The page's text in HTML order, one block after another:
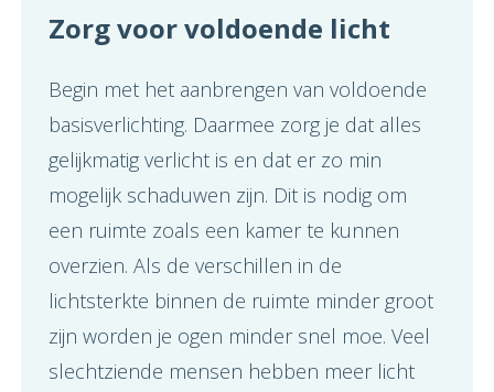
Zorg voor voldoende licht
Begin met het aanbrengen van voldoende
basisverlichting. Daarmee zorg je dat alles
gelijkmatig verlicht is en dat er zo min
mogelijk schaduwen zijn. Dit is nodig om
een ruimte zoals een kamer te kunnen
overzien. Als de verschillen in de
lichtsterkte binnen de ruimte minder groot
zijn worden je ogen minder snel moe. Veel
slechtziende mensen hebben meer licht